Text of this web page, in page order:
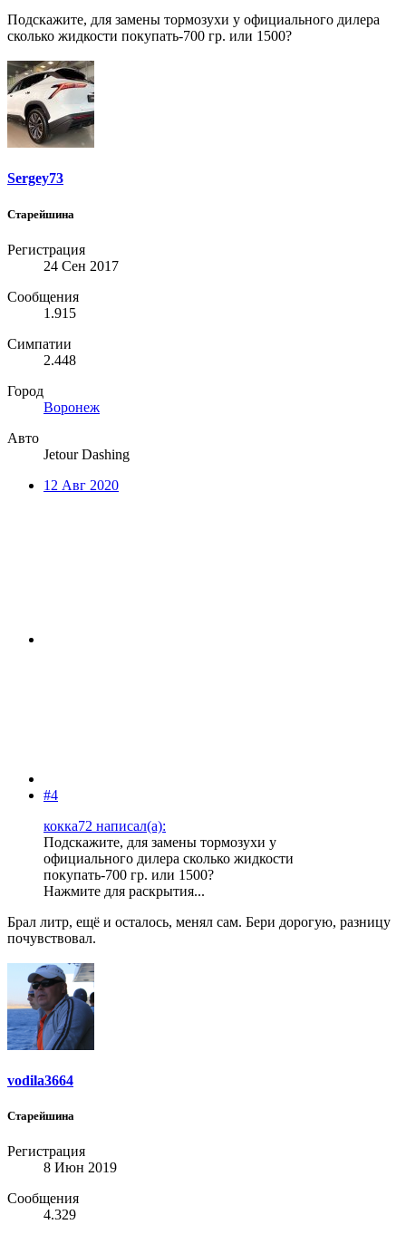
Подскажите, для замены тормозухи у официального дилера
сколько жидкости покупать-700 гр. или 1500?
Sergey73
Старейшина
Регистрация
24 Сен 2017
Сообщения
1.915
Симпатии
2.448
Город
Воронеж
Авто
Jetour Dashing
12 Авг 2020
#4
кокка72 написал(а):
Подскажите, для замены тормозухи у
официального дилера сколько жидкости
покупать-700 гр. или 1500?
Нажмите для раскрытия...
Брал литр, ещё и осталось, менял сам. Бери дорогую, разницу
почувствовал.
vodila3664
Старейшина
Регистрация
8 Июн 2019
Сообщения
4.329